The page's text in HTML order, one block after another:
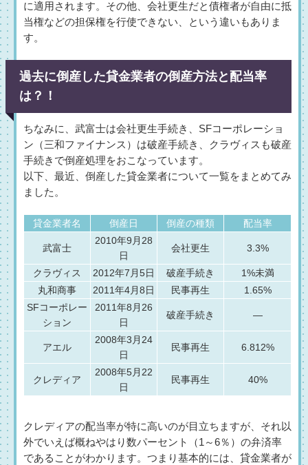
に適用されます。その他、会社更生だと債権者が自由に抵
当権などの担保権を行使できない、という違いもありま
す。
過去に倒産した貸金業者の倒産方法と配当率
は？！
ちなみに、武富士は会社更生手続き、SFコーポレーショ
ン（三和ファイナンス）は破産手続き、クラヴィスも破産
手続きで倒産処理をおこなっています。
以下、最近、倒産した貸金業者について一覧をまとめてみ
ました。
貸金業者名 倒産日 倒産の種類 配当率
武富士
2010年9月28
日
会社更生 3.3%
クラヴィス 2012年7月5日 破産手続き
1%未満
丸和商事
2011年4月8日 民事再生
1.65%
SFコーポレー
ション
2011年8月26
日
破産手続き —
アエル
2008年3月24
日
民事再生 6.812%
クレディア
2008年5月22
日
民事再生 40%
クレディアの配当率が特に高いのが目立ちますが、それ以
外でいえば概ねやはり数パーセント（1～6％）の弁済率
であることがわかります。つまり基本的には、貸金業者が